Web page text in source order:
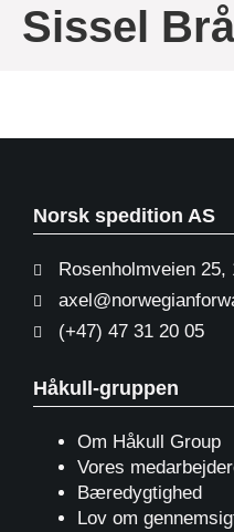
Sissel
Norsk spedition AS
Rosenholmveien 25,
(+47) 47 31 20 05
Håkull-gruppen
Om Håkull Group
Vores
Bæredygtighed
Lov om